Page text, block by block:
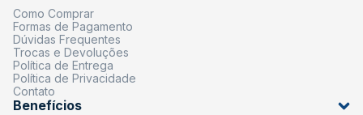
Como Comprar
Formas de Pagamento
Dúvidas Frequentes
Trocas e Devoluções
Política de Entrega
Política de Privacidade
Contato
Benefícios